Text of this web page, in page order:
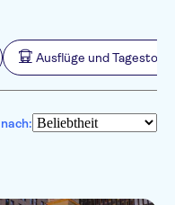
Ausflüge und